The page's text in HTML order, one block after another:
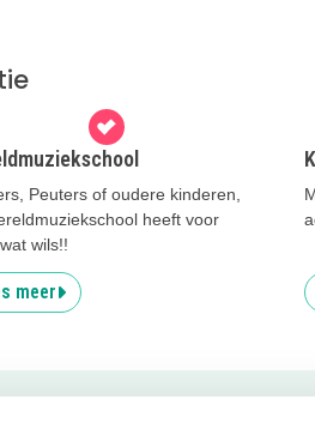
Peuters of oudere kinderen,
heeft voor
wils!!
meer